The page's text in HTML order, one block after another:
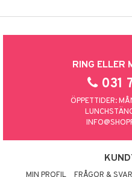
RING ELLER
031
ÖPPETTIDER: